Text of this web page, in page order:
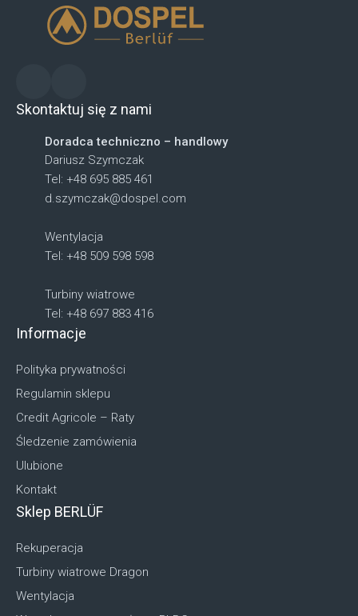
Skontaktuj się z nami
Doradca techniczno – handlowy
Dariusz Szymczak
Tel: +48 695 885 461
d.szymczak@dospel.com
Wentylacja
Tel: +48 509 598 598
Turbiny wiatrowe
Tel: +48 697 883 416
Informacje
Polityka prywatności
Regulamin sklepu
Credit Agricole – Raty
Śledzenie zamówienia
Ulubione
Kontakt
Sklep BERLÜF
Rekuperacja
Turbiny wiatrowe Dragon
Wentylacja